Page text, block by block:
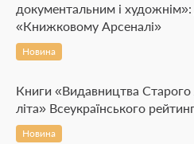
документальним і художнім»:
«Книжковому Арсеналі»
Новина
Книги «Видавництва
літа» Всеукраїнського
Новина